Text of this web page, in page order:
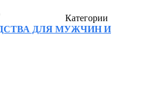
Категории
ДЛЯ МУЖЧИН И